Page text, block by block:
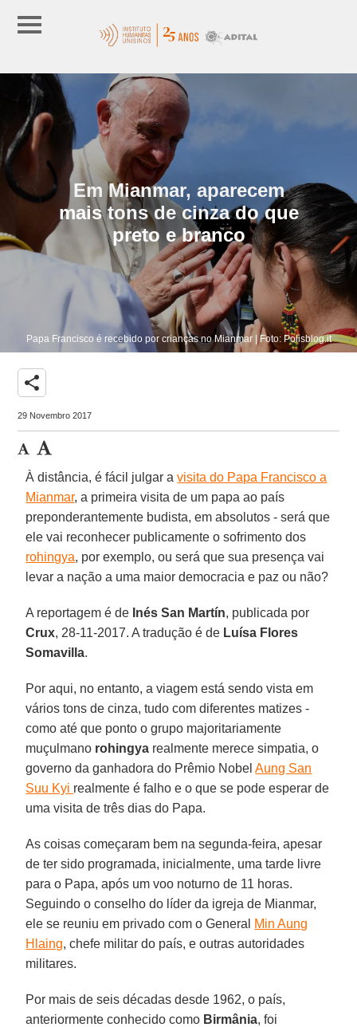
Em Mianmar, aparecem
mais tons de cinza do que
preto e branco
Papa Francisco é recebido por crianças no Mianmar | Foto: Polisblog.it
share
29 Novembro 2017
À distância, é fácil julgar avisita do Papa Francisco a
Mianmar, a primeira visita de um papa ao país
preponderantemente budista, em absolutos - será que
ele vai reconhecer publicamente o sofrimento dos
rohingya, por exemplo, ou será que sua presença vai
levar a nação a uma maior democracia e paz ou não?
A reportagem é de Inés San Martín, publicada por
Crux, 28-11-2017. A tradução é de Luísa Flores
Somavilla.
Por aqui, no entanto, a viagem está sendo vista em
vários tons de cinza, tudo com diferentes matizes -
como até que ponto o grupo majoritariamente
muçulmano rohingya realmente merece simpatia, o
governo da ganhadora do Prêmio NobelAung San
Suu Kyi realmente é falho e o que se pode esperar de
uma visita de três dias do Papa.
As coisas começaram bem na segunda-feira, apesar
de ter sido programada, inicialmente, uma tarde livre
para o Papa, após um voo noturno de 11 horas.
Seguindo o conselho do líder da igreja de Mianmar,
ele se reuniu em privado com o General Min Aung
Hlaing, chefe militar do país, e outras autoridades
militares.
Por mais de seis décadas desde 1962, o país,
anteriormente conhecido como Birmânia, foi